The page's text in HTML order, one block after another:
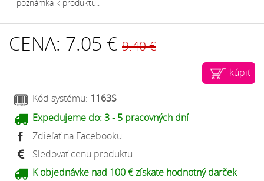
CENA: 7.05 € 9.40 €
kúpiť
Kód systému: 1163S
Expedujeme do: 3 - 5 pracovných dní
Zdieľať na Facebooku
Sledovať cenu produktu
K objednávke nad 100 € získate hodnotný darček